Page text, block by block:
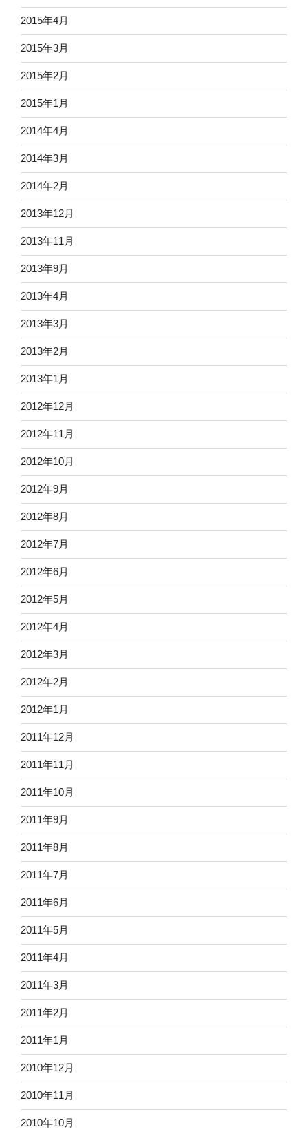
2015年4月
2015年3月
2015年2月
2015年1月
2014年4月
2014年3月
2014年2月
2013年12月
2013年11月
2013年9月
2013年4月
2013年3月
2013年2月
2013年1月
2012年12月
2012年11月
2012年10月
2012年9月
2012年8月
2012年7月
2012年6月
2012年5月
2012年4月
2012年3月
2012年2月
2012年1月
2011年12月
2011年11月
2011年10月
2011年9月
2011年8月
2011年7月
2011年6月
2011年5月
2011年4月
2011年3月
2011年2月
2011年1月
2010年12月
2010年11月
2010年10月